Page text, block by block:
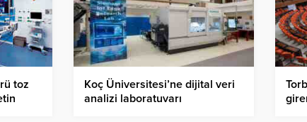
toz
Koç Üniversitesi’ne dijital veri
analizi laboratuvarı